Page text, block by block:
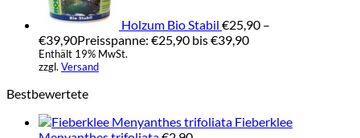
Holzum Bio Stabil €25,90 –
€39,90Preisspanne: €25,90 bis €39,90
Enthält 19% MwSt.
zzgl. Versand
Bestbewertete
Fieberklee